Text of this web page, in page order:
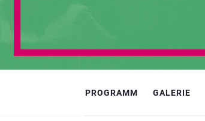
PROGRAMM GALERIE